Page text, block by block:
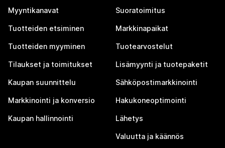
Myyntikanavat
Tuotteiden etsiminen
Tuotteiden myyminen
Tilaukset ja toimitukset
Kaupan suunnittelu
Markkinointi ja konversio
Kaupan hallinnointi
Suoratoimitus
Markkinapaikat
Tuotearvostelut
Lisämyynti ja tuotepaketit
Sähköpostimarkkinointi
Hakukoneoptimointi
Lähetys
Valuutta ja käännös